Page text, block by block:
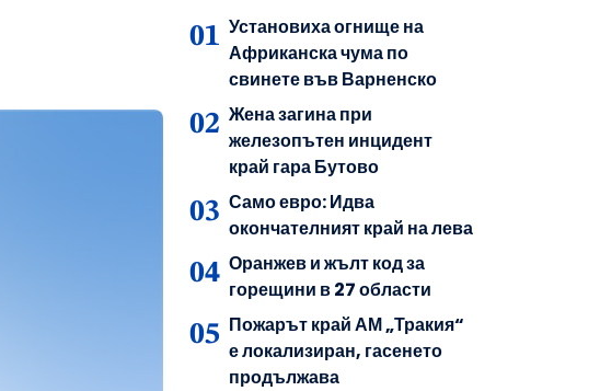
Установиха огнище на
Африканска чума по
свинете във Варненско
Жена загина при
железопътен инцидент
край гара Бутово
Само евро: Идва
окончателният край на лева
Оранжев и жълт код за
горещини в 27 области
Пожарът край АМ „Тракия“
е локализиран, гасенето
продължава